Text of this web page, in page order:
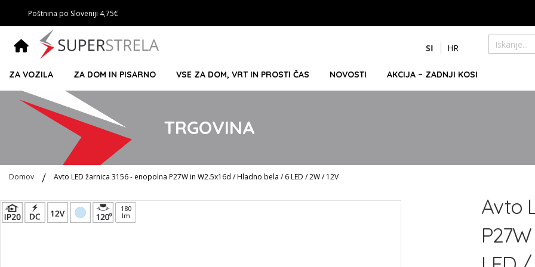
Poštnina po Sloveniji 4,75€
na
SI HR
ZA VOZILA ZA DOM IN PISARNO VSE ZA DOM, VRT IN PROSTI ČAS NOVOSTI AKCIJA – ZADNJI KOSI
TRGOVINA
Domov Avto LED žarnica 3156 - enopolna P27W in W2.5x16d / Hladno bela / 6 LED / 2W / 12V
Preskoči
na
180
lm
Avto